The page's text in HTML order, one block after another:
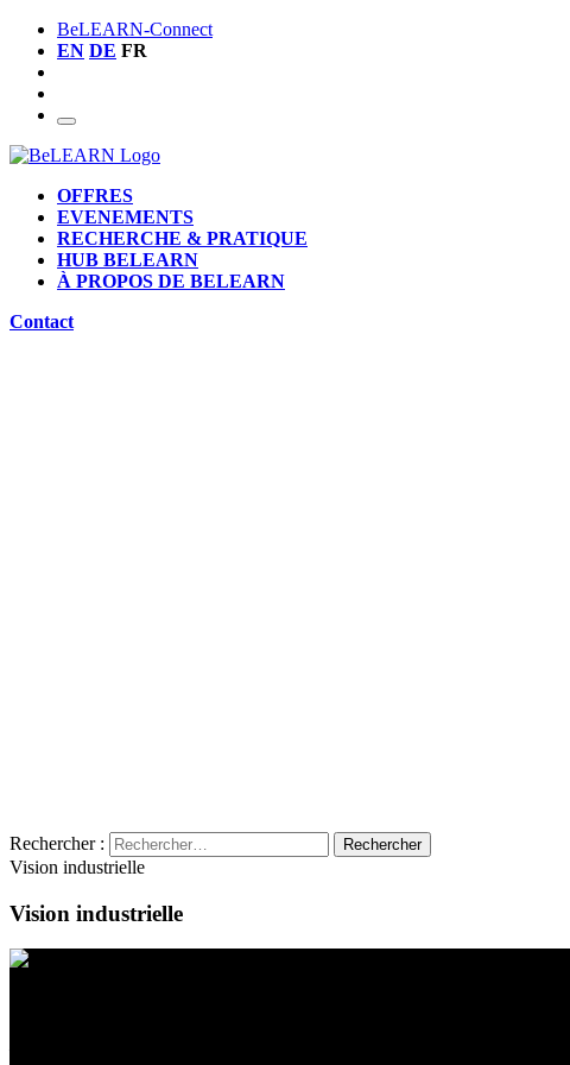
BeLEARN-Connect
EN DE FR
OFFRES
EVENEMENTS
RECHERCHE & PRATIQUE
HUB BELEARN
À PROPOS DE BELEARN
Contact
Rechercher :
Vision industrielle
Vision industrielle